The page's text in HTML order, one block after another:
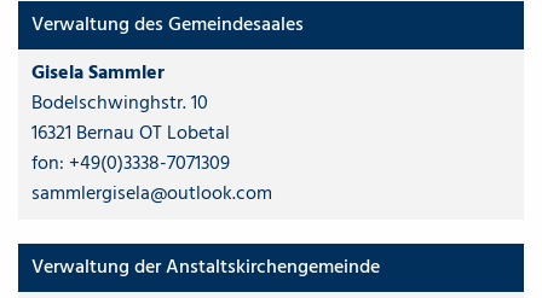
Verwaltung des Gemeindesaales
Gisela Sammler
Bodelschwinghstr. 10
16321 Bernau OT Lobetal
fon: +49(0)3338-7071309
sammlergisela@outlook.com
Verwaltung der Anstaltskirchengemeinde